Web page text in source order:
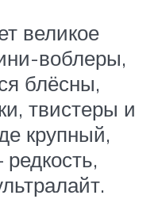
великое
воблеры,
блёсны,
твистеры и
крупный,
редкость,